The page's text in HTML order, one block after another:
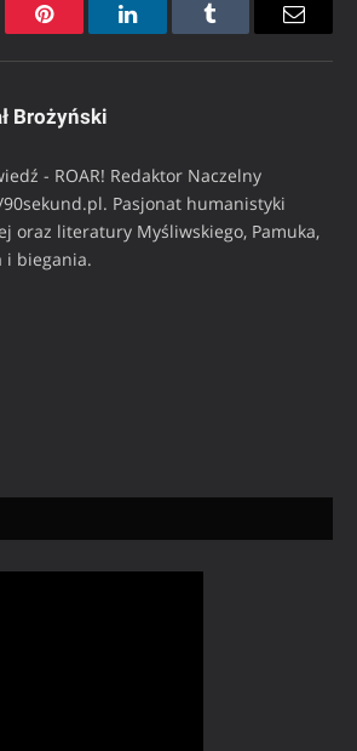
Pinterest LinkedInTumblr Email
Brożyński
- ROAR! Redaktor Naczelny
Pasjonat humanistyki
oraz literatury Myśliwskiego, Pamuka,
i biegania.